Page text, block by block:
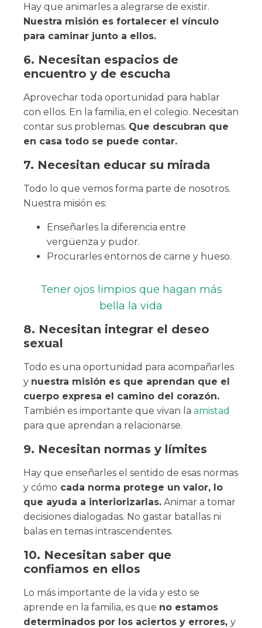
Hay que animarles a alegrarse de existir.
Nuestra misión es fortalecer el vínculo
para caminar junto a ellos.
6. Necesitan espacios de
encuentro y de escucha
Aprovechar toda oportunidad para hablar
con ellos. En la familia, en el colegio. Necesitan
contar sus problemas. Que descubran que
en casa todo se puede contar.
7. Necesitan educar su mirada
Todo lo que vemos forma parte de nosotros.
Nuestra misión es:
Enseñarles la diferencia entre
vergüenza y pudor.
Procurarles entornos de carne y hueso.
Tener ojos limpios que hagan más
bella la vida
8. Necesitan integrar el deseo
sexual
Todo es una oportunidad para acompañarles
y nuestra misión es que aprendan que el
cuerpo expresa el camino del corazón.
También es importante que vivan la amistad
para que aprendan a relacionarse.
9. Necesitan normas y límites
Hay que enseñarles el sentido de esas normas
y cómo cada norma protege un valor, lo
que ayuda a interiorizarlas. Animar a tomar
decisiones dialogadas. No gastar batallas ni
balas en temas intrascendentes.
10. Necesitan saber que
confiamos en ellos
Lo más importante de la vida y esto se
aprende en la familia, es que no estamos
determinados por los aciertos y errores, y